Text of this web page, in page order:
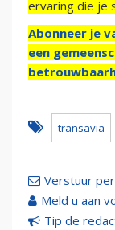
ervaring die je
Abonneer je
een
transavia
Verstuur
Meld u aan
Tip de